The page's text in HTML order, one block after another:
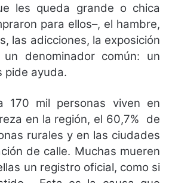
les queda grande o chica
para ellos–, el hambre,
las adicciones, la exposición
denominador común: un
pide ayuda.
170 mil personas viven en
en la región, el 60,7% de
rurales y en las ciudades
de calle. Muchas mueren
un registro oficial, como si